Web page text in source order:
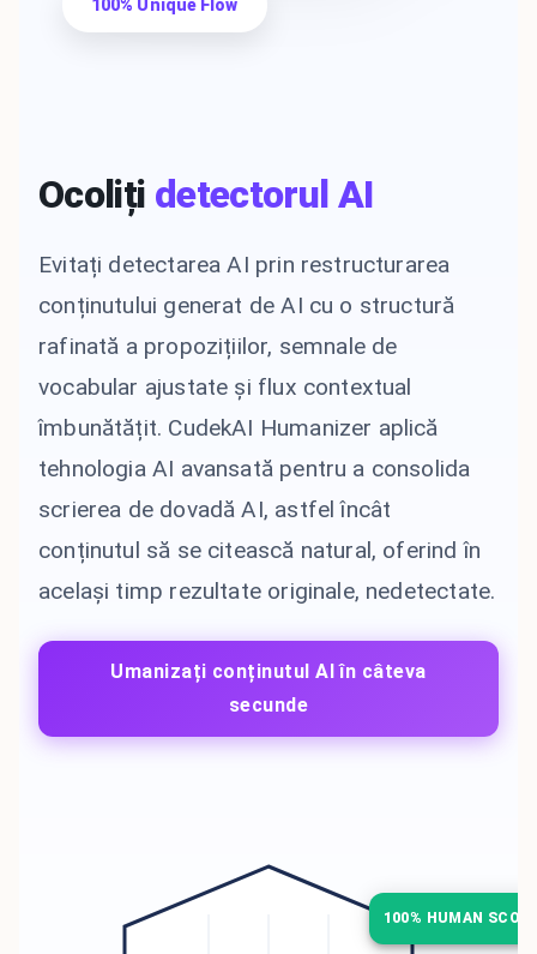
100% Unique Flow
Ocoliți detectorul AI
Evitați detectarea AI prin restructurarea
conținutului generat de AI cu o structură
rafinată a propozițiilor, semnale de
vocabular ajustate și flux contextual
îmbunătățit. CudekAI Humanizer aplică
tehnologia AI avansată pentru a consolida
scrierea de dovadă AI, astfel încât
conținutul să se citească natural, oferind în
același timp rezultate originale, nedetectate.
Umanizați conținutul AI în câteva
secunde
100% HUMAN